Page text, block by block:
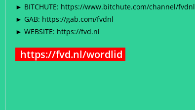
► BITCHUTE: https://www.bitchute.com/channel/fvdnl
► GAB: https://gab.com/fvdnl
► WEBSITE: https://fvd.nl
https://fvd.nl/wordlid